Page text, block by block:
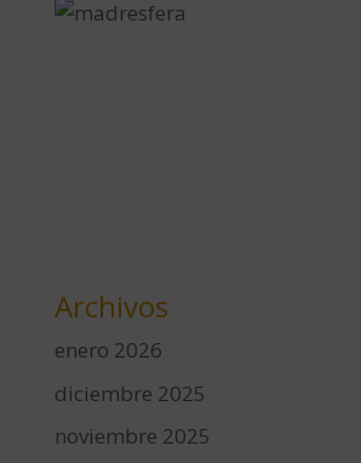
Archivos
enero 2026
diciembre 2025
noviembre 2025